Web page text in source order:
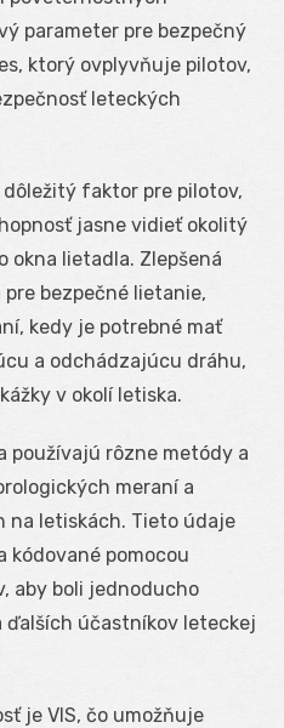
parameter pre bezpečný
ktorý ovplyvňuje pilotov,
leteckých
dôležitý faktor pre pilotov,
jasne vidieť okolitý
lietadla. Zlepšená
bezpečné lietanie,
kedy je potrebné mať
a odchádzajúcu dráhu,
v okolí letiska.
používajú rôzne metódy a
meraní a
na letiskách. Tieto údaje
kódované pomocou
aby boli jednoducho
účastníkov leteckej
je VIS, čo umožňuje